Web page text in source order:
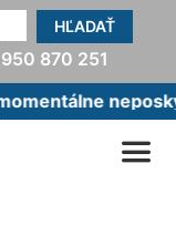
HĽADAŤ
870 251